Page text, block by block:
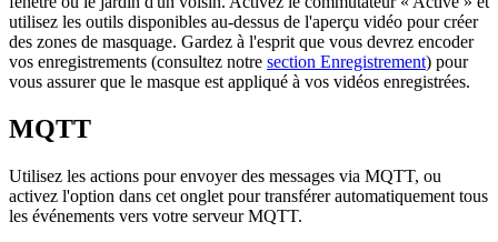
utilisez les outils disponibles au-dessus de l'aperçu vidéo pour créer
des zones de masquage. Gardez à l'esprit que vous devrez encoder
vos enregistrements (consultez notre section Enregistrement) pour
vous assurer que le masque est appliqué à vos vidéos enregistrées.
MQTT
Utilisez les actions pour envoyer des messages via MQTT, ou
activez l'option dans cet onglet pour transférer automatiquement tous
les événements vers votre serveur MQTT.